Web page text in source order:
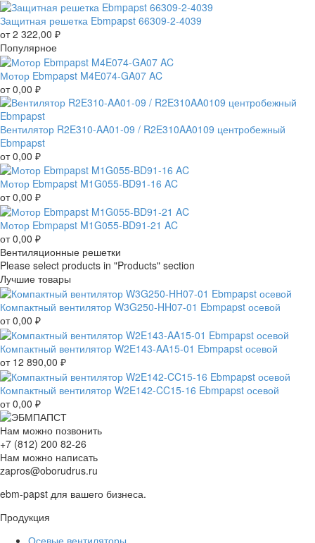
Защитная решетка Ebmpapst 66309-2-4039
от2 322,00 ₽
Популярное
Мотор Ebmpapst M4E074-GA07 AC
от0,00 ₽
Вентилятор R2E310-AA01-09 / R2E310AA0109 центробежный
Ebmpapst
от0,00 ₽
Мотор Ebmpapst M1G055-BD91-16 AC
от0,00 ₽
Мотор Ebmpapst M1G055-BD91-21 AC
от0,00 ₽
Вентиляционные решетки
Please select products in "Products" section
Лучшие товары
Компактный вентилятор W3G250-HH07-01 Ebmpapst осевой
от0,00 ₽
Компактный вентилятор W2E143-AA15-01 Ebmpapst осевой
от 12 890,00 ₽
Компактный вентилятор W2E142-CC15-16 Ebmpapst осевой
от0,00 ₽
Нам можно позвонить
+7 (812) 200 82-26
Нам можно написать
zapros@oborudrus.ru
ebm-papst для вашего бизнеса.
Продукция
Осевые вентиляторы